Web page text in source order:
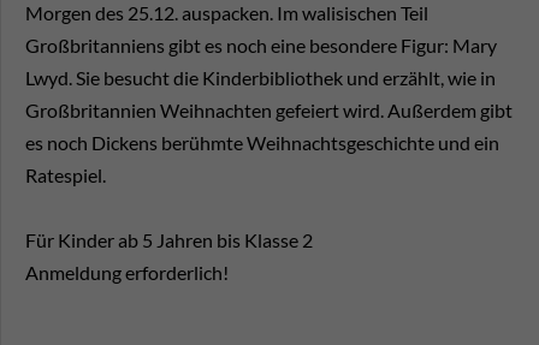
Morgen des 25.12. auspacken. Im walisischen Teil
Großbritanniens gibt es noch eine besondere Figur: Mary
Lwyd. Sie besucht die Kinderbibliothek und erzählt, wie in
Großbritannien Weihnachten gefeiert wird. Außerdem gibt
es noch Dickens berühmte Weihnachtsgeschichte und ein
Ratespiel.
Für Kinder ab 5 Jahren bis Klasse 2
Anmeldung erforderlich!